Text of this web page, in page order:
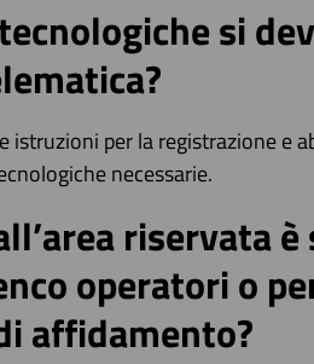
si
per la registrazione e
necessarie.
riservata
operatori o
affidamento?